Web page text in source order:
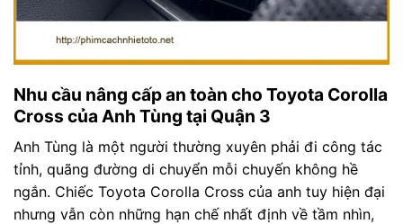
Nhu cầu nâng cấp an toàn cho Toyota Corolla
Cross của Anh Tùng tại Quận 3
Anh Tùng là một người thường xuyên phải đi công tác
tỉnh, quãng đường di chuyển mỗi chuyến không hề
ngắn. Chiếc Toyota Corolla Cross của anh tuy hiện đại
nhưng vẫn còn những hạn chế nhất định về tầm nhìn,